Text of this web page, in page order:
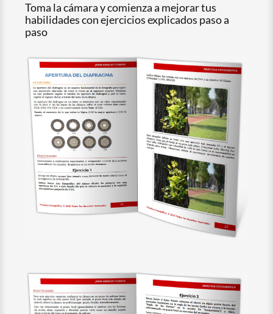
Toma la cámara y comienza a mejorar tus
habilidades con ejercicios explicados paso a
paso